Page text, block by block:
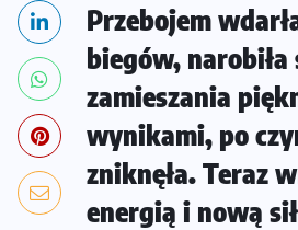
Przebojem
biegów, narobiła
zamieszania
wynikami, po
zniknęła. Teraz
energią i nową